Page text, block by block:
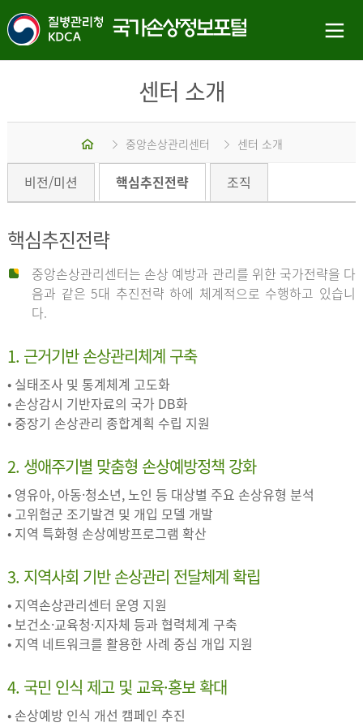
센터 소개
중앙손상관리센터 센터 소개
비전/미션 핵심추진전략 조직
핵심추진전략
중앙손상관리센터는 손상 예방과 관리를 위한 국가전략을 다
음과 같은 5대 추진전략 하에 체계적으로 수행하고 있습니
다.
1. 근거기반 손상관리체계 구축
• 실태조사 및 통계체계 고도화
• 손상감시 기반자료의 국가 DB화
• 중장기 손상관리 종합계획 수립 지원
2. 생애주기별 맞춤형 손상예방정책 강화
• 영유아, 아동·청소년, 노인 등 대상별 주요 손상유형 분석
• 고위험군 조기발견 및 개입 모델 개발
• 지역 특화형 손상예방프로그램 확산
3. 지역사회 기반 손상관리 전달체계 확립
• 지역손상관리센터 운영 지원
• 보건소·교육청·지자체 등과 협력체계 구축
• 지역 네트워크를 활용한 사례 중심 개입 지원
4. 국민 인식 제고 및 교육·홍보 확대
• 손상예방 인식 개선 캠페인 추진